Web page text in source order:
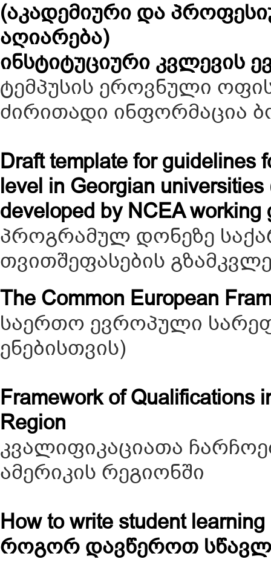
(აკადემიური და
აღიარება)
ინსტიტუციური კვლევის
ტემპუსის ეროვნული
ძირითადი ინფორმაცია
Draft template for guidelines
level in Georgian
developed by NCEA working
პროგრამულ დონეზე
თვითშეფასების
The Common European
საერთო ევროპული
ენებისთვის)
Framework of Qualifications
Region
კვალიფიკაციათა
ამერიკის რეგიონში
How to write student
როგორ დავწეროთ